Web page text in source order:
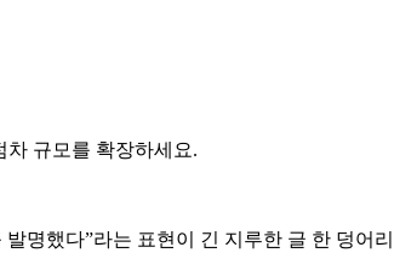
차 규모를 확장하세요.
명했다”라는 표현이 긴 지루한 글 한 덩어